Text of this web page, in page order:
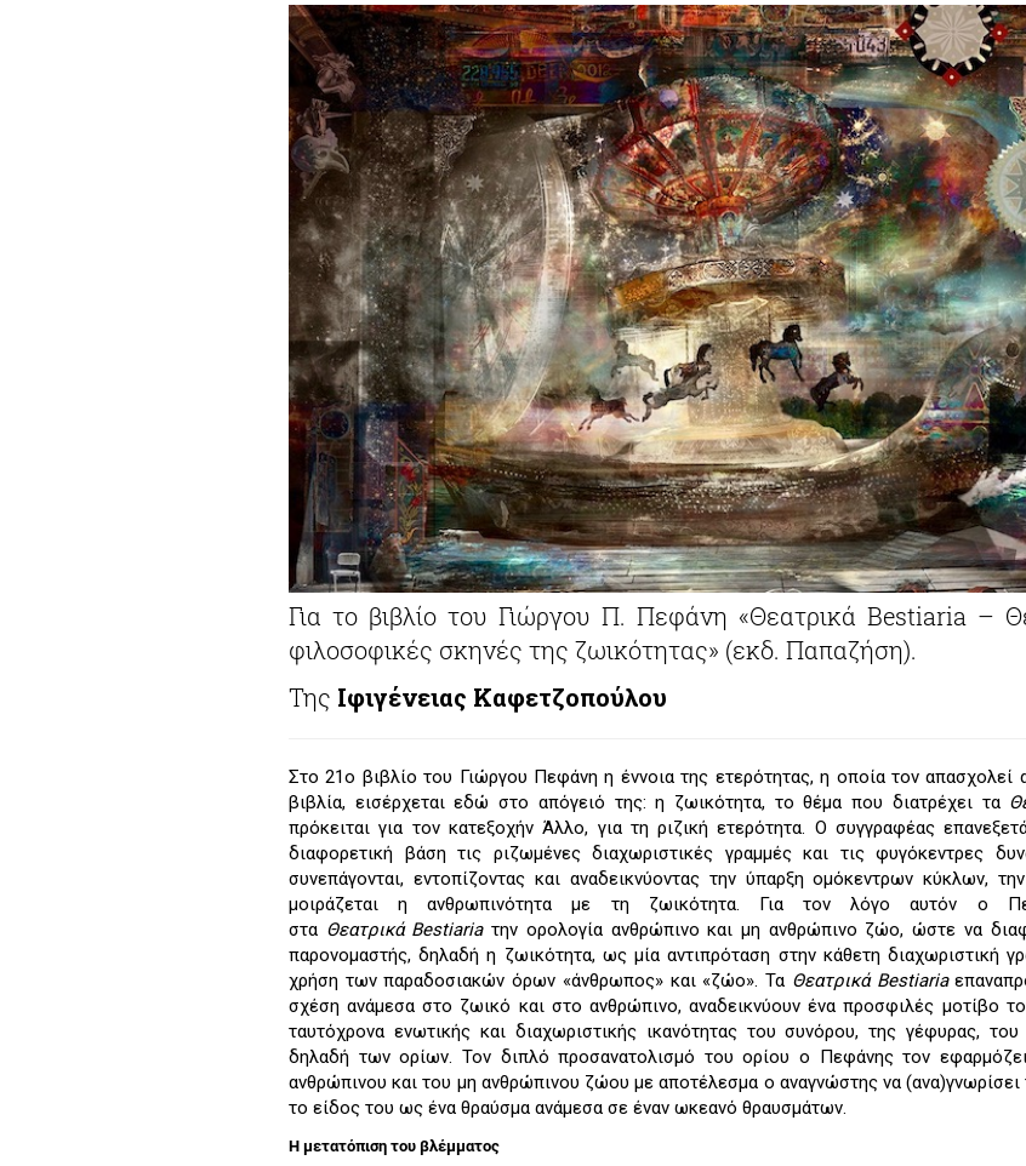
Για το βιβλίο του Γιώργου Π. Πεφάνη «Θεατρικά Bestiaria –
φιλοσοφικές σκηνές της ζωικότητας» (εκδ. Παπαζήση).
Της Ιφιγένειας Καφετζοπούλου
Στο 21ο βιβλίο του Γιώργου Πεφάνη η έννοια της ετερότητας, η οποία τον
βιβλία, εισέρχεται εδώ στο απόγειό της: η ζωικότητα, το θέμα που διατρέχει τα
πρόκειται για τον κατεξοχήν Άλλο, για τη ριζική ετερότητα. Ο συγγραφέας
διαφορετική βάση τις ριζωμένες διαχωριστικές γραμμές και τις φυγόκεντρες
συνεπάγονται, εντοπίζοντας και αναδεικνύοντας την ύπαρξη ομόκεντρων κύκλων,
μοιράζεται η ανθρωπινότητα με τη ζωικότητα. Για τον λόγο αυτόν ο
στα Θεατρικά Bestiariaτην ορολογία ανθρώπινο και μη ανθρώπινο ζώο, ώστε να
παρονομαστής, δηλαδή η ζωικότητα, ως μία αντιπρόταση στην κάθετη διαχωριστική
χρήση των παραδοσιακών όρων «άνθρωπος» και «ζώο». Τα Θεατρικά Bestiaria
σχέση ανάμεσα στο ζωικό και στο ανθρώπινο, αναδεικνύουν ένα προσφιλές μοτίβο
ταυτόχρονα ενωτικής και διαχωριστικής ικανότητας του συνόρου, της γέφυρας,
δηλαδή των ορίων. Τον διπλό προσανατολισμό του ορίου ο Πεφάνης τον
ανθρώπινου και του μη ανθρώπινου ζώου με αποτέλεσμα ο αναγνώστης να (ανα)γνωρίσει
το είδος του ως ένα θραύσμα ανάμεσα σε έναν ωκεανό θραυσμάτων.
Η μετατόπιση του βλέμματος